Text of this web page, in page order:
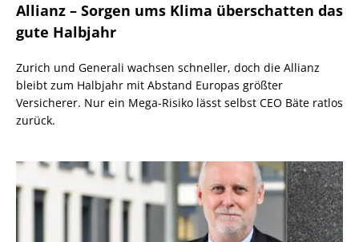
Allianz – Sorgen ums Klima überschatten das
gute Halbjahr
Zurich und Generali wachsen schneller, doch die Allianz
bleibt zum Halbjahr mit Abstand Europas größter
Versicherer. Nur ein Mega-Risiko lässt selbst CEO Bäte ratlos
zurück.